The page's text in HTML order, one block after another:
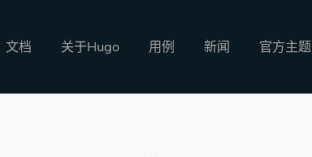
文档 关于Hugo 用例 新闻 官方主题